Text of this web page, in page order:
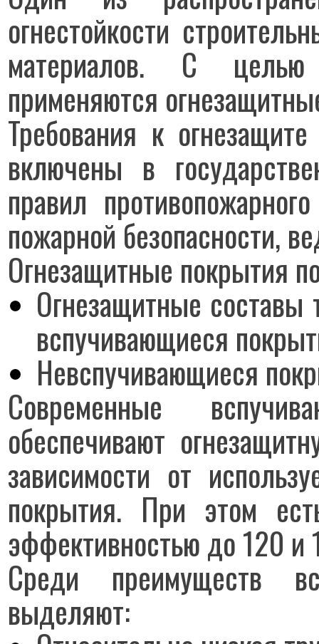
огнестойкости
материалов. С целью
применяются
Требования к
включены в
правил
пожарной безопасности,
Огнезащитные покрытия
Огнезащитные
вспучивающиеся
Невспучивающиеся
Современные
обеспечивают
зависимости от
покрытия. При этом
эффективностью до 120 и
Среди преимуществ
выделяют: